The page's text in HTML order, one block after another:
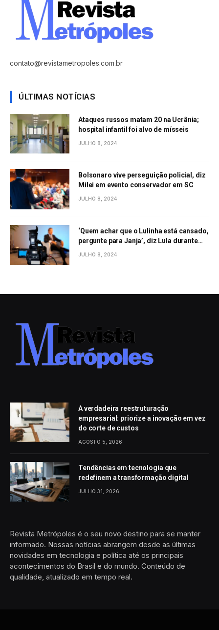
contato@revistametropoles.com.br
ÚLTIMAS NOTÍCIAS
Ataques russos matam 20 na Ucrânia;
hospital infantil foi alvo de mísseis
JULHO 8, 2024
Bolsonaro vive perseguição policial, diz
Milei em evento conservador em SC
JULHO 8, 2024
‘Quem achar que o Lulinha está cansado,
pergunte para Janja’, diz Lula durante
JULHO 8, 2024
A verdadeira reestruturação
empresarial: priorize a inovação em vez
do corte de custos
AGOSTO 5, 2026
Tendências em tecnologia que
redefinem a transformação digital
JULHO 31, 2026
Revista Metrópoles é o seu novo destino para se manter
informado. Nossas notícias abrangem desde as últimas
novidades em tecnologia e política até os principais
acontecimentos do Brasil e do mundo. Conteúdo de
qualidade, atualizado em tempo real.